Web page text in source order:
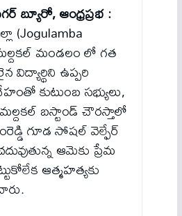
బ్యూరో, ఆంధ్రప్రభ :
(Jogulamba
మండలం లో గత
విద్యార్థిని ఉప్పరి
కుటుంబ సభ్యులు,
బస్టాండ్ చౌరస్తాలో
గూడ సోషల్ వెల్ఫేర్
ఆమెకు ప్రేమ
ఆత్మహత్యకు